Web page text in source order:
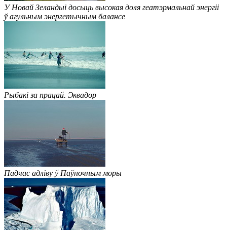
У Новай Зеландыі досыць высокая доля геатэрмальнай энергіі
ў агульным энергетычным балансе
Рыбакі за працай. Эквадор
Падчас адліву ў Паўночным моры